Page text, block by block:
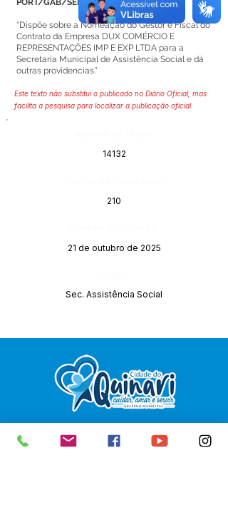
PORT/GAB/SEMAS N° 25/2025
“Dispõe sobre a Nomeação do Gestor e Fiscal do
Contrato da Empresa DUX COMÉRCIO E
REPRESENTAÇÕES IMP E EXP LTDA para a
Secretaria Municipal de Assistência Social e dá
outras providencias.”
Este texto não substitui o publicado no Diário Oficial, mas
facilita a pesquisa para localizar a publicação oficial.
14132
210
21 de outubro de 2025
Sec. Assistência Social
SERVIÇO DE ATENDIMENTO AO
CIDADÃO (SIC) E OUVIDORIA